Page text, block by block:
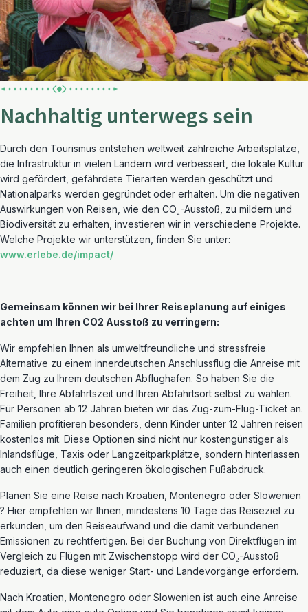
Nachhaltig unterwegs sein
Durch den Tourismus entstehen weltweit zahlreiche Arbeitsplätze,
die Infrastruktur in vielen Ländern wird verbessert, die lokale Kultur
wird gefördert, gefährdete Tierarten werden geschützt und
Nationalparks werden gegründet oder erhalten. Um die negativen
Auswirkungen von Reisen, wie den CO₂-Ausstoß, zu mildern und
Biodiversität zu erhalten, investieren wir in verschiedene Projekte.
Welche Projekte wir unterstützen, finden Sie unter:
www.erlebe.de/impact/
Gemeinsam können wir bei Ihrer Reiseplanung auf einiges
achten um Ihren CO2 Ausstoß zu verringern:
Wir empfehlen Ihnen als umweltfreundliche und stressfreie
Alternative zu einem innerdeutschen Anschlussflug die Anreise mit
dem Zug zu Ihrem deutschen Abflughafen. So haben Sie die
Freiheit, Ihre Abfahrtszeit und Ihren Abfahrtsort selbst zu wählen.
Für Personen ab 12 Jahren bieten wir das Zug-zum-Flug-Ticket an.
Familien profitieren besonders, denn Kinder unter 12 Jahren reisen
kostenlos mit. Diese Optionen sind nicht nur kostengünstiger als
Inlandsflüge, Taxis oder Langzeitparkplätze, sondern hinterlassen
auch einen deutlich geringeren ökologischen Fußabdruck.
Planen Sie eine Reise nach Kroatien, Montenegro oder Slowenien
? Hier empfehlen wir Ihnen, mindestens 10 Tage das Reiseziel zu
erkunden, um den Reiseaufwand und die damit verbundenen
Emissionen zu rechtfertigen. Bei der Buchung von Direktflügen im
Vergleich zu Flügen mit Zwischenstopp wird der CO₂-Ausstoß
reduziert, da diese weniger Start- und Landevorgänge erfordern.
Nach Kroatien, Montenegro oder Slowenien ist auch eine Anreise